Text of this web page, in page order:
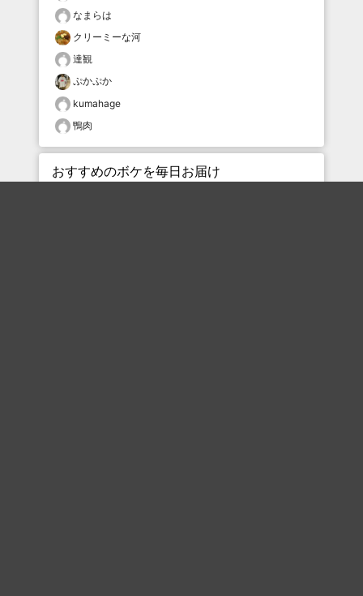
なまらは
クリーミーな河
達観
ぷかぷか
kumahage
鴨肉
おすすめのボケを毎日お届け